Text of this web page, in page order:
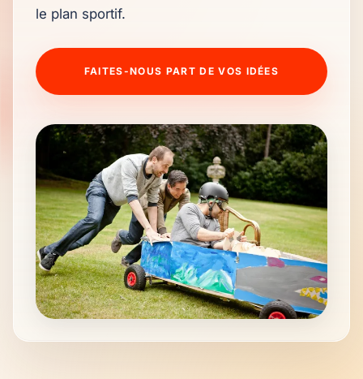
le plan sportif.
FAITES-NOUS PART DE VOS IDÉES